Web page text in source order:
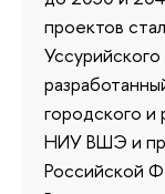
проектов
городского и
НИУ ВШЭ и
Российской